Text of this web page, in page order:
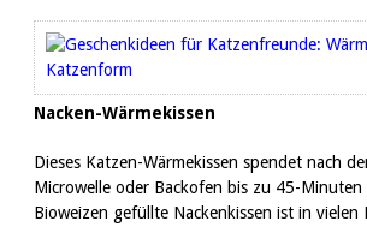
Nacken-Wärmekissen
Dieses Katzen-Wärmekissen spendet nach
Microwelle oder Backofen bis zu 45-Minuten
Bioweizen gefüllte Nackenkissen ist in vielen